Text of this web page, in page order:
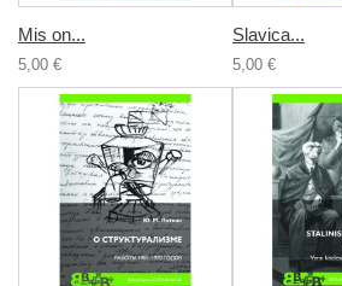
Mis on...
5,00 €
Slavica...
5,00 €